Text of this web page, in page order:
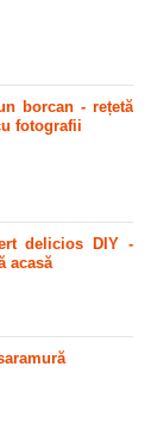
borcan - rețetă
fotografii
delicios DIY -
acasă